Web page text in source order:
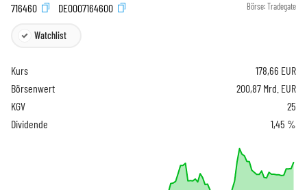
716460
DE0007164600 Börse: Tradegate
Watchlist
Kurs 178,66 EUR
Börsenwert
200,87 Mrd. EUR
KGV
25
Dividende
1,45 %